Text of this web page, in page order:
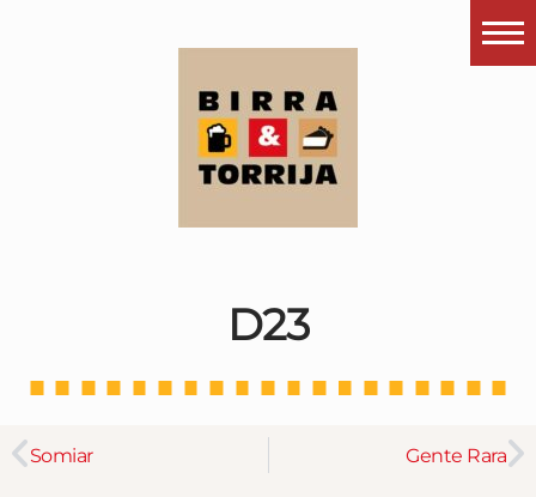
¿Esto que es pués?
Últimas visitas
Todos los garitos
Por el mundo
Contactar
D23
Somiar Gente Rara